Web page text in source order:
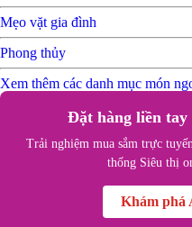
Mẹo vặt gia đình
Phong thủy
Xem thêm các danh mục món
Đặt hàng liền tay
Trải nghiệm mua sắm trực
thống Siêu thị
Khám phá